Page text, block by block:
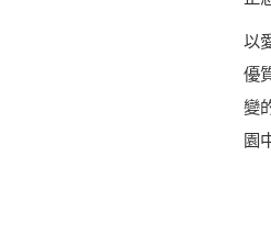
以
優
變
園